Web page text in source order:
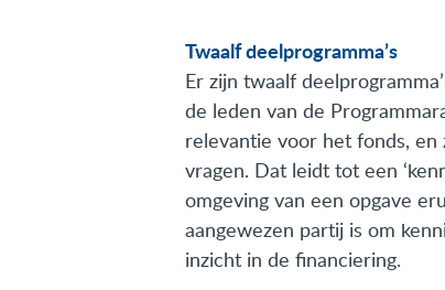
Twaalf deelprogramma’s
Er zijn twaalf
de leden van de
relevantie voor het fonds,
vragen. Dat leidt tot een
omgeving van een opgave
aangewezen partij is om
inzicht in de financiering.